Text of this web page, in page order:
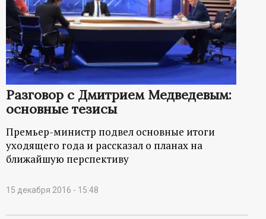
Разговор с Дмитрием Медведевым:
основные тезисы
Премьер-министр подвел основные итоги
уходящего года и рассказал о планах на
ближайшую перспективу
15 декабря 2016 - 15:48